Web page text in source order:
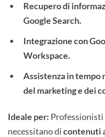
Recupero di
Google Search.
Integrazione con
Workspace.
Assistenza in tempo
del marketing e dei
Ideale per: Professionisti
necessitano dicontenuti